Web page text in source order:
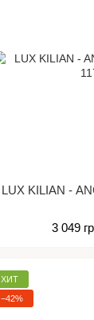
LUX KILIAN -
3 049
ХИТ
−42%